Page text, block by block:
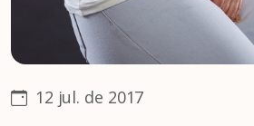
12 jul. de 2017